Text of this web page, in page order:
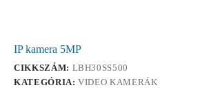
IP kamera 5MP
CIKKSZÁM: LBH30SS500
KATEGÓRIA:VIDEO KAMERÁK